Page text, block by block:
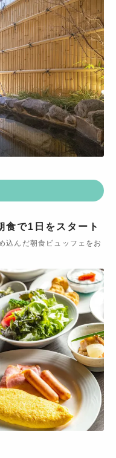
食で1日をスタート
込んだ朝食ビュッフェをお